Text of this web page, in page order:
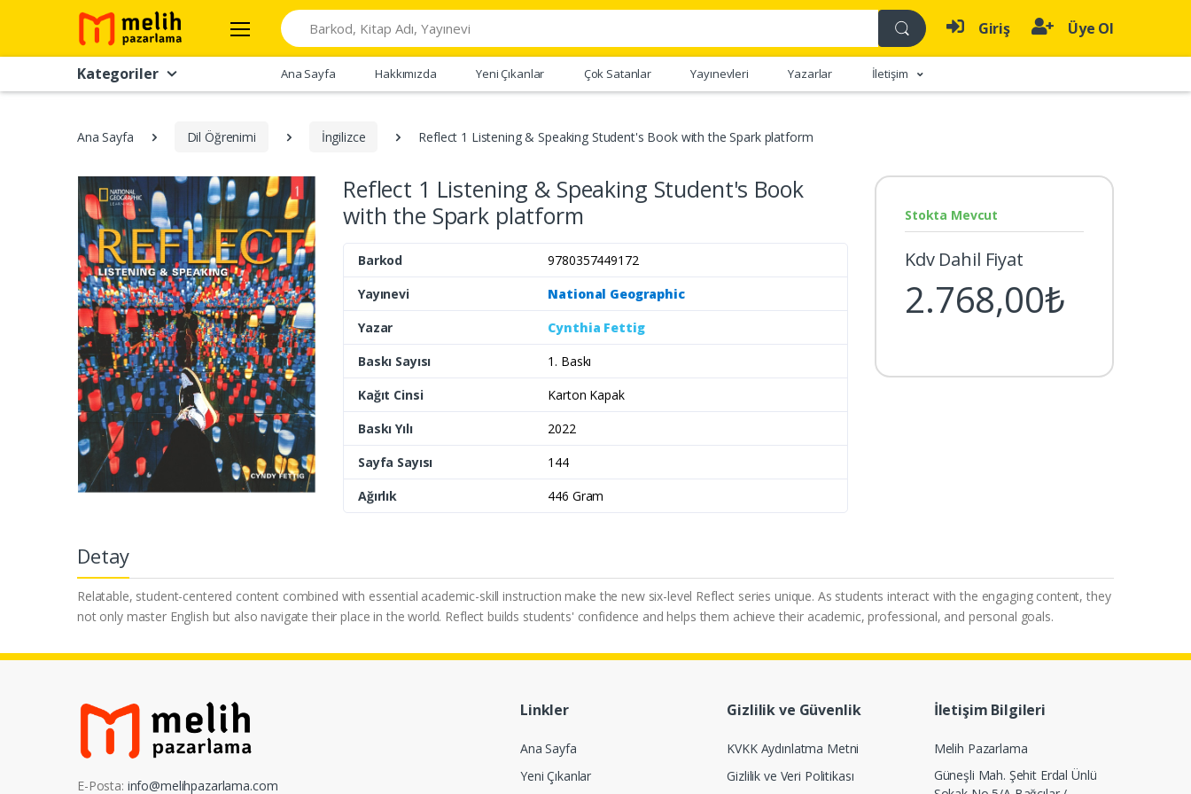
Search
Giriş Üye Ol
Kategoriler Ana Sayfa Hakkımızda Yeni Çıkanlar Çok Satanlar Yayınevleri Yazarlar İletişim
Ana Sayfa Dil Öğrenimi İngilizce Reflect 1 Listening & Speaking Student's Book with the Spark platform
Reflect 1 Listening & Speaking Student's Book
with the Spark platform
Barkod
9780357449172
Yayınevi
National Geographic
Yazar
Cynthia Fettig
Baskı Sayısı
1. Baskı
Kağıt Cinsi
Karton Kapak
Baskı Yılı
2022
Sayfa Sayısı
144
Ağırlık
446 Gram
Stokta Mevcut
Kdv Dahil Fiyat
2.768,00₺
Detay
Relatable, student-centered content combined with essential academic-skill instruction make the new six-level Reflect series unique. As students interact with the engaging content, they
not only master English but also navigate their place in the world. Reflect builds students' confidence and helps them achieve their academic, professional, and personal goals.
E-Posta: info@melihpazarlama.com
Linkler
Ana Sayfa
Yeni Çıkanlar
Gizlilik ve Güvenlik
KVKK Aydınlatma Metni
Gizlilik ve Veri Politikası
İletişim Bilgileri
Melih Pazarlama
Güneşli Mah. Şehit Erdal Ünlü